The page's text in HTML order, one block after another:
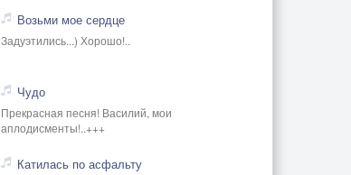
Возьми мое сердце
Задуэтились...) Хорошо!..
Чудо
Прекрасная песня! Василий, мои
аплодисменты!..+++
Катилась по асфальту